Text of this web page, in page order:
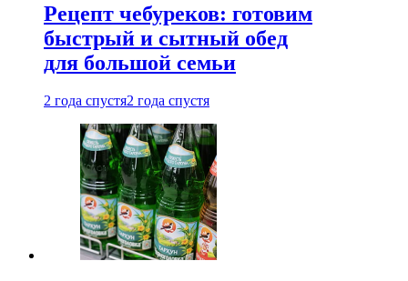
Рецепт чебуреков: готовим
быстрый и сытный обед
для большой семьи
2 года спустя2 года спустя